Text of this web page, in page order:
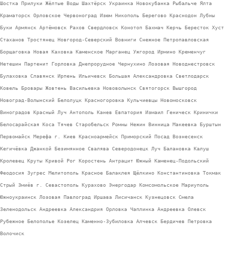
Шостка Прилуки Жёлтые Воды Шахтёрск Украинка Новокубанка Рыбальче Ялта
Краматорск Орловское Червоноград Изюм Никополь Берегово Краснодон Лубны
Буки Армянск Артёмовск Рахов Свердловск Конотоп Бахмач Керчь Бересток Хуст
Стаханов Тростянец Новгород-Северский Вовниги Снежное Петропавловская
Борщаговка Новая Каховка Каменское Марганец Ужгород Ирмино Кременчуг
Нетешин Партенит Горловка Днепрорудное Чернухино Лозовая Новоднестровск
Булаховка Славянск Ирпень Ильичевск Большая Александровка Светлодарск
Ковель Бровары Жовтень Васильевка Нововолынск Святогорск Вышгород
Новоград-Волынский Белолуцк Красногоровка Кульчиевцы Новомосковск
Виноградов Красный Луч Антополь Канев Евпатория Измаил Геническ Кринички
Белосарайская Коса Тячев Старобельск Ромны Нежин Винница Макеевка Бурштын
Первомайск Мерефа г. Киев Красноармейск Приморский Посад Вознесенск
Кегичёвка Джанкой Безимянное Свалява Северодонецк Луч Балановка Калуш
Кролевец Круты Кривой Рог Коростень Антрацит Южный Каменец-Подольский
Феодосия Зугрес Мелитополь Красное Балаклея Щёлкино Константиновка Токмак
Стрый Змиёв г. Севастополь Курахово Энергодар Комсомольское Мариуполь
Южноукраинск Лозовая Павлоград Иршава Лисичанск Кузнецовск Смела
Зеленодольск Андреевка Александрия Орловка Чаплинка Андреевка Олевск
Рубежное Белополье Козелец Каменно-Зубиловка Алчевск Бердичев Петровка
Волочиск